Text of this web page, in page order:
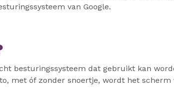
van Google.
besturingssysteem dat gebruikt kan
met óf zonder snoertje, wordt het